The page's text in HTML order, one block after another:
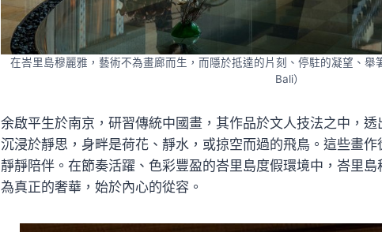
在峇里島穆麗雅，藝術不為畫廊而生，而隱於抵達的片刻、停駐的凝望、
Bali）
余啟平生於南京，研習傳統中國畫，其作品於文人技法之中，
沉浸於靜思，身畔是荷花、靜水，或掠空而過的飛鳥。這些畫
靜靜陪伴。在節奏活躍、色彩豐盈的峇里島度假環境中，峇里
為真正的奢華，始於內心的從容。